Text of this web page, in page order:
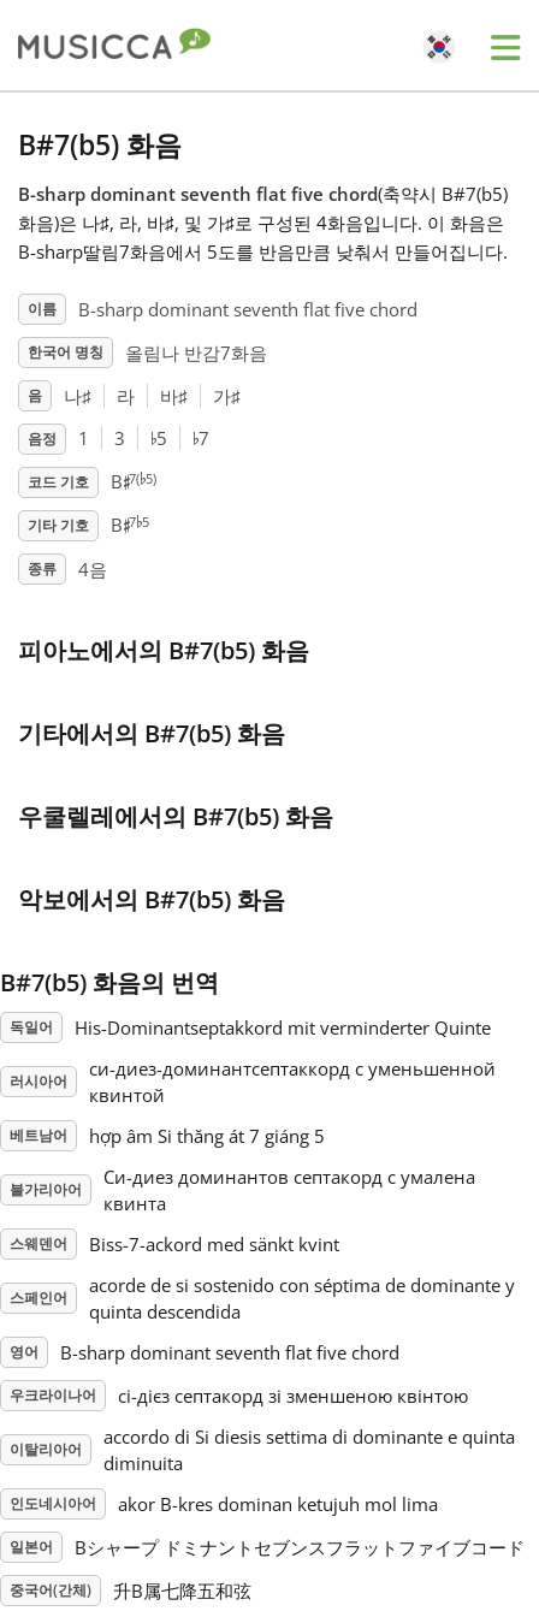
Български
Deutsch
English
Español
Français
한국어
हिन्दी
Italiano
日本語
Polski
Русский
Svenska
Tiếng Việt
Türkçe
Українська
简体中文
繁體中文
B#7(b5) 화음
B-sharp dominant seventh flat five chord(축약시 B#7(b5)
화음)은 나♯, 라, 바♯, 및 가♯로 구성된 4화음입니다. 이 화음은
B-sharp딸림7화음에서 5도를 반음만큼 낮춰서 만들어집니다.
이름 B-sharp dominant seventh flat five chord
한국어 명칭 올림나 반감7화음
음 나♯ 라 바♯ 가♯
음정 1 3 ♭5 ♭7
코드 기호 B♯7(♭5)
기타 기호 B♯7♭5
종류 4음
피아노에서의 B#7(b5) 화음
기타에서의 B#7(b5) 화음
우쿨렐레에서의 B#7(b5) 화음
악보에서의 B#7(b5) 화음
B#7(b5) 화음의 번역
독일어 His-Dominantseptakkord mit verminderter Quinte
러시아어
си-диез-доминантсептаккорд с уменьшенной
квинтой
베트남어 hợp âm Si thăng át 7 giáng 5
불가리아어
Си-диез доминантов септакорд с умалена
квинта
스웨덴어 Biss-7-ackord med sänkt kvint
스페인어
acorde de si sostenido con séptima de dominante y
quinta descendida
영어 B-sharp dominant seventh flat five chord
우크라이나어 сі-дієз септакорд зі зменшеною квінтою
이탈리아어
accordo di Si diesis settima di dominante e quinta
diminuita
인도네시아어 akor B-kres dominan ketujuh mol lima
일본어 Bシャープ ドミナントセブンスフラットファイブコード
중국어(간체) 升B属七降五和弦